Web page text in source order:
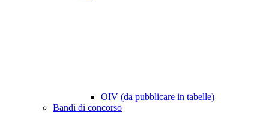
OIV (da pubblicare in tabelle)
Bandi di concorso